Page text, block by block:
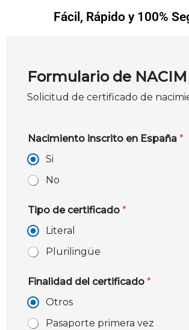
Fácil, Rápido y 100%
Formulario de
Solicitud de certificado de
Nacimiento inscrito en España *
Si
No
Tipo de certificado *
Literal
Plurilingüe
Finalidad del certificado *
Otros
Pasaporte primera vez